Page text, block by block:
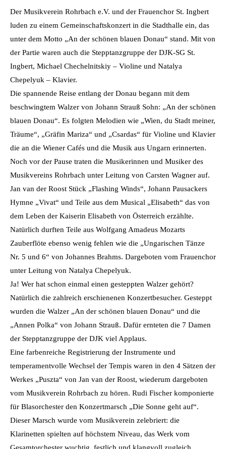
Der Musikverein Rohrbach e.V. und der Frauenchor St. Ingbert
luden zu einem Gemeinschaftskonzert in die Stadthalle ein, das
unter dem Motto „An der schönen blauen Donau“ stand. Mit von
der Partie waren auch die Stepptanzgruppe der DJK-SG St.
Ingbert, Michael Chechelnitskiy – Violine und Natalya
Chepelyuk – Klavier.
Die spannende Reise entlang der Donau begann mit dem
beschwingtem Walzer von Johann Strauß Sohn: „An der schönen
blauen Donau“. Es folgten Melodien wie „Wien, du Stadt meiner,
Träume“, „Gräfin Mariza“ und „Csardas“ für Violine und Klavier
die an die Wiener Cafés und die Musik aus Ungarn erinnerten.
Noch vor der Pause traten die Musikerinnen und Musiker des
Musikvereins Rohrbach unter Leitung von Carsten Wagner auf.
Jan van der Roost Stück „Flashing Winds“, Johann Pausackers
Hymne „Vivat“ und Teile aus dem Musical „Elisabeth“ das von
dem Leben der Kaiserin Elisabeth von Österreich erzählte.
Natürlich durften Teile aus Wolfgang Amadeus Mozarts
Zauberflöte ebenso wenig fehlen wie die „Ungarischen Tänze
Nr. 5 und 6“ von Johannes Brahms. Dargeboten vom Frauenchor
unter Leitung von Natalya Chepelyuk.
Ja! Wer hat schon einmal einen gesteppten Walzer gehört?
Natürlich die zahlreich erschienenen Konzertbesucher. Gesteppt
wurden die Walzer „An der schönen blauen Donau“ und die
„Annen Polka“ von Johann Strauß. Dafür ernteten die 7 Damen
der Stepptanzgruppe der DJK viel Applaus.
Eine farbenreiche Registrierung der Instrumente und
temperamentvolle Wechsel der Tempis waren in den 4 Sätzen der
Werkes „Puszta“ von Jan van der Roost, wiederum dargeboten
vom Musikverein Rohrbach zu hören. Rudi Fischer komponierte
für Blasorchester den Konzertmarsch „Die Sonne geht auf“.
Dieser Marsch wurde vom Musikverein zelebriert: die
Klarinetten spielten auf höchstem Niveau, das Werk vom
Gesamtorchester wuchtig, festlich und klangvoll zugleich